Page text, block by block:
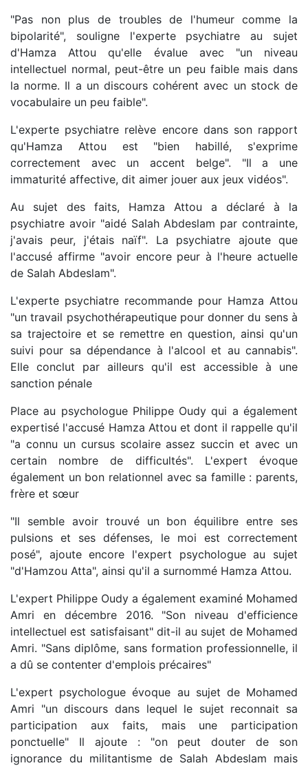
"Pas non plus de troubles de l'humeur comme la
bipolarité", souligne l'experte psychiatre au sujet
d'Hamza Attou qu'elle évalue avec "un niveau
intellectuel normal, peut-être un peu faible mais dans
la norme. Il a un discours cohérent avec un stock de
vocabulaire un peu faible".
L'experte psychiatre relève encore dans son rapport
qu'Hamza Attou est "bien habillé, s'exprime
correctement avec un accent belge". "Il a une
immaturité affective, dit aimer jouer aux jeux vidéos".
Au sujet des faits, Hamza Attou a déclaré à la
psychiatre avoir "aidé Salah Abdeslam par contrainte,
j'avais peur, j'étais naïf". La psychiatre ajoute que
l'accusé affirme "avoir encore peur à l'heure actuelle
de Salah Abdeslam".
L'experte psychiatre recommande pour Hamza Attou
"un travail psychothérapeutique pour donner du sens à
sa trajectoire et se remettre en question, ainsi qu'un
suivi pour sa dépendance à l'alcool et au cannabis".
Elle conclut par ailleurs qu'il est accessible à une
sanction pénale
Place au psychologue Philippe Oudy qui a également
expertisé l'accusé Hamza Attou et dont il rappelle qu'il
"a connu un cursus scolaire assez succin et avec un
certain nombre de difficultés". L'expert évoque
également un bon relationnel avec sa famille : parents,
frère et sœur
"Il semble avoir trouvé un bon équilibre entre ses
pulsions et ses défenses, le moi est correctement
posé", ajoute encore l'expert psychologue au sujet
"d'Hamzou Atta", ainsi qu'il a surnommé Hamza Attou.
L'expert Philippe Oudy a également examiné Mohamed
Amri en décembre 2016. "Son niveau d'efficience
intellectuel est satisfaisant" dit-il au sujet de Mohamed
Amri. "Sans diplôme, sans formation professionnelle, il
a dû se contenter d'emplois précaires"
L'expert psychologue évoque au sujet de Mohamed
Amri "un discours dans lequel le sujet reconnait sa
participation aux faits, mais une participation
ponctuelle" Il ajoute : "on peut douter de son
ignorance du militantisme de Salah Abdeslam mais